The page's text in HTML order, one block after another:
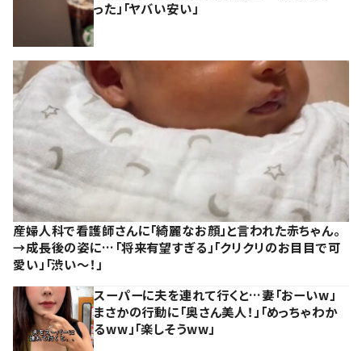
った」「ヤバい安い」
産婦人科で看護師さんに「綺麗なお顔」と言われた赤ちゃん。
→成長後の姿に…「将来有望すぎる」「クリクリのお目目で可
愛い」「渋い～！」
スーパーに夫を連れて行くと…妻「おーいw」
まさかの行動に「奥さん美人！」「めっちゃわか
るww」「楽しそうww」